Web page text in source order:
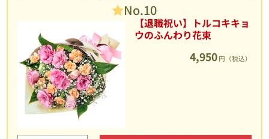
No.10
【退職祝い】トルコキキョ
ウのふんわり花束
4,950 円（税込）